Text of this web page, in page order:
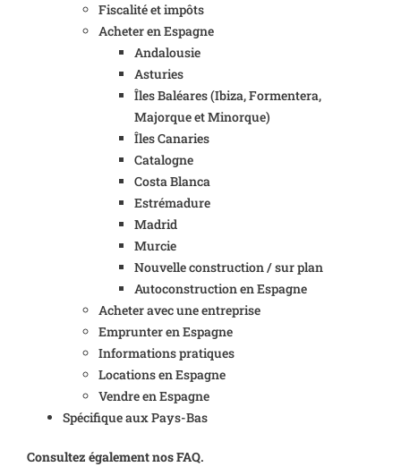
Fiscalité et impôts
Acheter en Espagne
Andalousie
Asturies
Îles Baléares (Ibiza, Formentera,
Majorque et Minorque)
Îles Canaries
Catalogne
Costa Blanca
Estrémadure
Madrid
Murcie
Nouvelle construction / sur plan
Autoconstruction en Espagne
Acheter avec une entreprise
Emprunter en Espagne
Informations pratiques
Locations en Espagne
Vendre en Espagne
Spécifique aux Pays-Bas
Consultez également nos FAQ.